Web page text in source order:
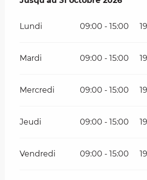
Lundi 09:00 - 15:00
Mardi 09:00 - 15:00
Mercredi 09:00 - 15:00
Jeudi 09:00 - 15:00
Vendredi 09:00 - 15:00